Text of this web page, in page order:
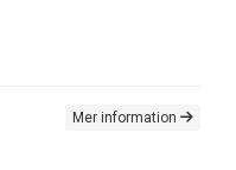
Mer information